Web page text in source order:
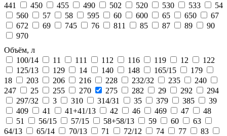
441
450 455 490 502 520 530 533
54
560
57 58 595 60 600 65 650
67
672
69 745 76 811 85 87 89
90
970
Объём, л
100/14
11 111 112 116 119 12
122
125/13
129 14 140 148 165/15
179
18
203 206 216 228 232/32 235
240
247
25 255 270 275 282 29 292
294
297/32
3 310 314/31 35 379 385
39
409
41 41+41/13 42 46 469 47
48
51
56/15 57/15 58+58/13 59 60
63
64/13
65/14 70/13 71 72/12 74 77
83